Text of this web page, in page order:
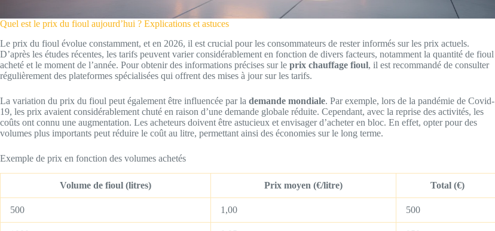
Quel est le prix du fioul aujourd’hui ? Explications et astuces
Le prix du fioul évolue constamment, et en 2026, il est crucial pour les consommateurs de rester informés sur les prix actuels.
D’après les études récentes, les tarifs peuvent varier considérablement en fonction de divers facteurs, notamment la quantité de fioul
acheté et le moment de l’année. Pour obtenir des informations précises sur le prix chauffage fioul, il est recommandé de consulter
régulièrement des plateformes spécialisées qui offrent des mises à jour sur les tarifs.
La variation du prix du fioul peut également être influencée par la demande mondiale. Par exemple, lors de la pandémie de Covid-
19, les prix avaient considérablement chuté en raison d’une demande globale réduite. Cependant, avec la reprise des activités, les
coûts ont connu une augmentation. Les acheteurs doivent être astucieux et envisager d’acheter en bloc. En effet, opter pour des
volumes plus importants peut réduire le coût au litre, permettant ainsi des économies sur le long terme.
Exemple de prix en fonction des volumes achetés
Volume de fioul (litres) Prix moyen (€/litre) Total (€)
500 1,00 500